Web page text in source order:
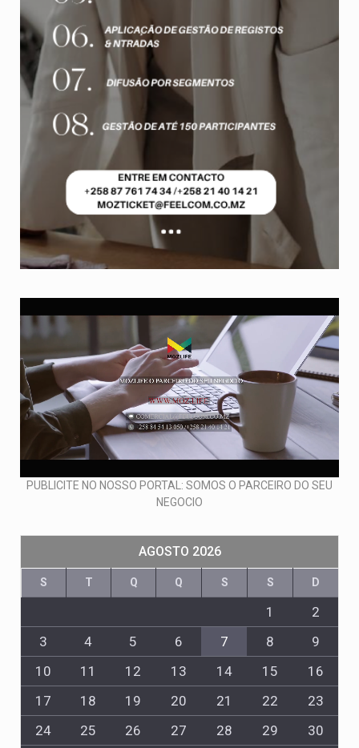
PUBLICITE NO NOSSO PORTAL: SOMOS O PARCEIRO DO SEU
NEGOCIO
AGOSTO 2026
S T Q Q S S D
1
2
3
4 5 6 7 8
9
10
11 12 13 14 15
16
17
18 19 20 21 22
23
24
25 26 27 28 29
30